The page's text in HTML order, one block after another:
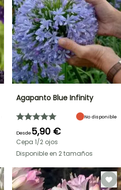
Agapanto Blue Infinity
No disponible
Desde5,90 €
Cepa 1/2 ojos
Disponible en 2 tamaños